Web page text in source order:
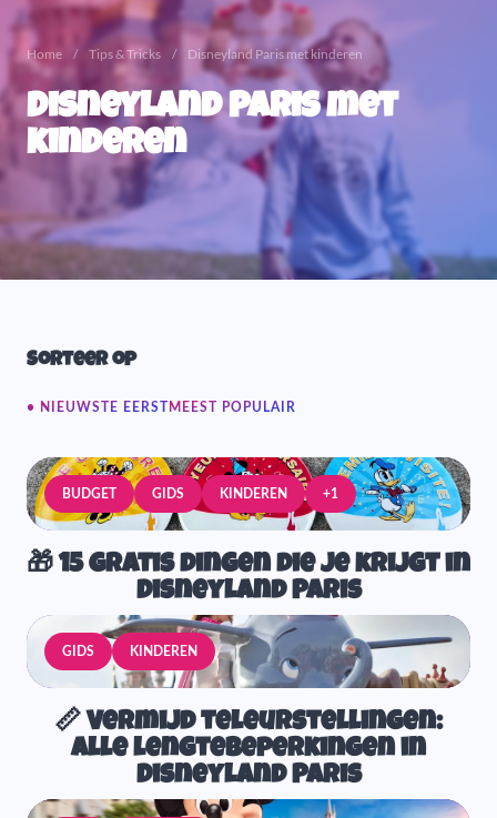
Home Tips & Tricks Disneyland Paris met kinderen
Disneyland Paris met
kinderen
Sorteer op
NIEUWSTE EERSTMEEST POPULAIR
BUDGET GIDS KINDEREN +1
🎁 15 gratis dingen die je krijgt in
Disneyland Paris
GIDS KINDEREN
📏 Vermijd teleurstellingen:
alle lengtebeperkingen in
Disneyland Paris